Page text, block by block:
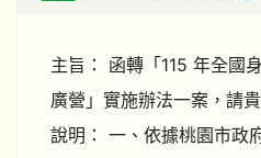
主旨： 函轉「115 年全國
廣營」實施辦法一案，請
說明： 一、依據桃園市政